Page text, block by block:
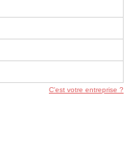
C'est votre entreprise ?